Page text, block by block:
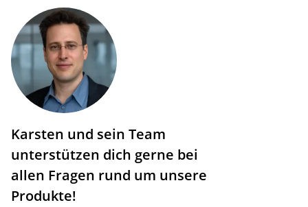
Karsten und sein Team
unterstützen dich gerne bei
allen Fragen rund um unsere
Produkte!